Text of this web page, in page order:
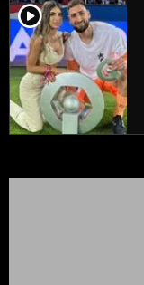
player2